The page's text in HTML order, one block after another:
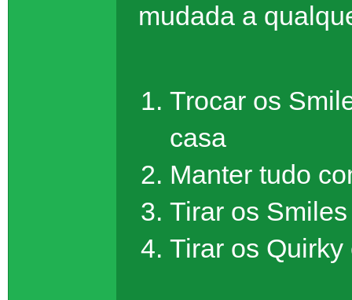
mudada a
Trocar os
casa
Manter tudo
Tirar os
Tirar os